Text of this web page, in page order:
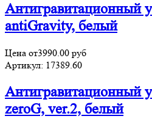
Антигравитационный
antiGravity, белый
Цена от3990.00 руб
Артикул: 17389.60
Антигравитационный
zeroG, ver.2, белый